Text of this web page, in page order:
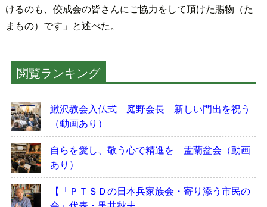
けるのも、佼成会の皆さんにご協力をして頂けた賜物（た
まもの）です」と述べた。
閲覧ランキング
鰍沢教会入仏式 庭野会長 新しい門出を祝う
（動画あり）
自らを愛し、敬う心で精進を 盂蘭盆会（動画
あり）
【「ＰＴＳＤの日本兵家族会・寄り添う市民の